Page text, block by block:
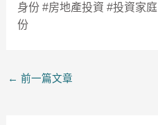
身份 #房地產投資 #投資家
份
← 前一篇文章